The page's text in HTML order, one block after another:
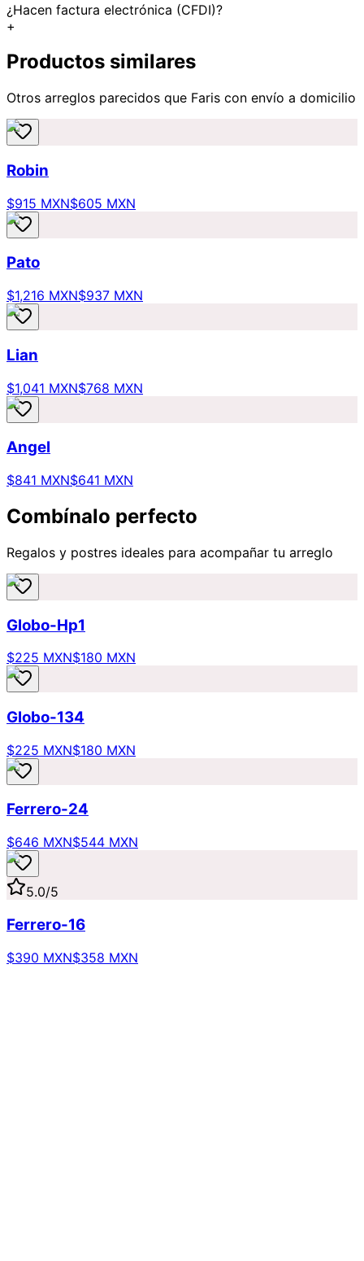
¿Hacen factura electrónica (CFDI)?
+
Productos similares
Otros arreglos parecidos que Faris con envío a domicilio
Robin
$915 MXN$605 MXN
Pato
$1,216 MXN$937 MXN
Lian
$1,041 MXN$768 MXN
Angel
$841 MXN$641 MXN
Combínalo perfecto
Regalos y postres ideales para acompañar tu arreglo
Globo-Hp1
$225 MXN$180 MXN
Globo-134
$225 MXN$180 MXN
Ferrero-24
$646 MXN$544 MXN
5.0/5
Ferrero-16
$390 MXN$358 MXN